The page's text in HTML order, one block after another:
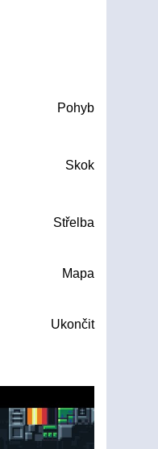
Pohyb
Skok
Střelba
Mapa
Ukončit